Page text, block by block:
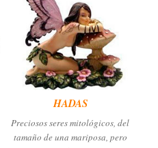
HADAS
Preciosos seres mitológicos, del
tamaño de una mariposa, pero